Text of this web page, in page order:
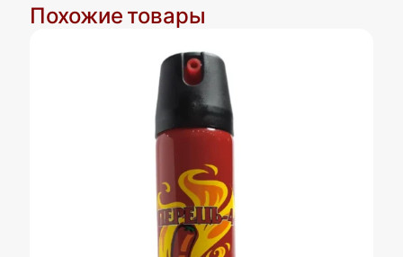
Похожие товары